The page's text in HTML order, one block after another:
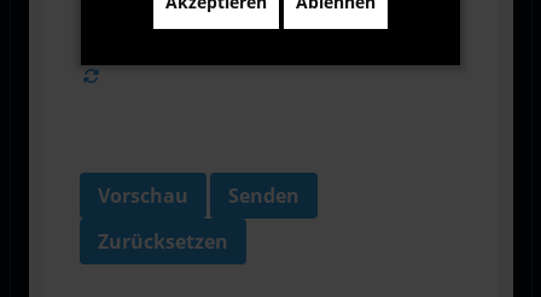
meine Daten über dieses Formular erhebt.
Vorschau
Senden
Zurücksetzen